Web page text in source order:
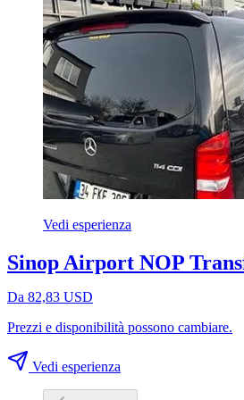
Vedi esperienza
Sinop Airport NOP
Da 82,83 USD
Prezzi e disponibilità possono cambiare.
Vedi esperienza